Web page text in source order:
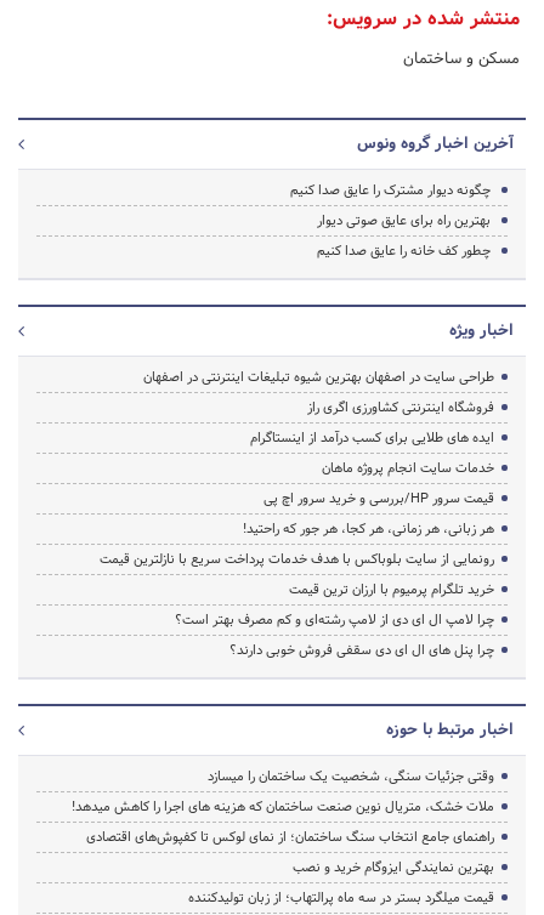
منتشر شده در سرویس:
مسکن و ساختمان
آخرین اخبار گروه ونوس
چگونه دیوار مشترک را عایق صدا کنیم
بهترین راه برای عایق صوتی دیوار
چطور کف خانه را عایق صدا کنیم
اخبار ویژه
طراحی سایت در اصفهان بهترین شیوه تبلیغات اینترنتی در اصفهان
فروشگاه اینترنتی کشاورزی اگری راز
ایده های طلایی برای کسب درآمد از اینستاگرام
خدمات سایت انجام پروژه ماهان
قیمت سرور HP/بررسی و خرید سرور اچ پی
هر زبانی، هر زمانی، هر کجا، هر جور که راحتید!
رونمایی از سایت بلوباکس با هدف خدمات پرداخت سریع با نازلترین قیمت
خرید تلگرام پرمیوم با ارزان ترین قیمت
چرا لامپ ال ای دی از لامپ رشته‌ای و کم مصرف بهتر است؟
چرا پنل های ال ای دی سقفی فروش خوبی دارند؟
اخبار مرتبط با حوزه
وقتی جزئیات سنگی، شخصیت یک ساختمان را میسازد
ملات خشک، متریال نوین صنعت ساختمان که هزینه‌ های اجرا را کاهش میدهد!
راهنمای جامع انتخاب سنگ ساختمان؛ از نمای لوکس تا کفپوش‌های اقتصادی
بهترین نمایندگی ایزوگام خرید و نصب
قیمت میلگرد بستر در سه ماه پرالتهاب؛ از زبان تولیدکننده